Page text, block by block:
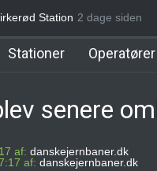
Station Allerød Station
2 dage siden
Stationer Operatører
senere
af: danskejernbaner.dk
af: danskejernbaner.dk